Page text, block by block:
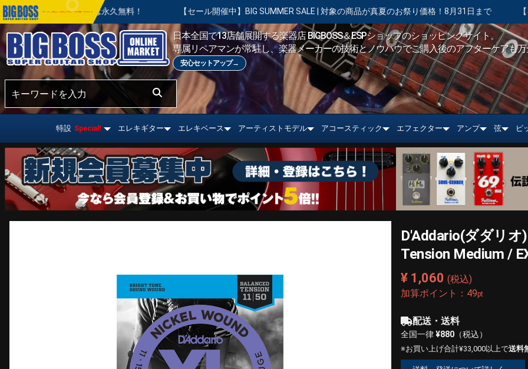
永久無料！ 【セール開催中】BIG SUMMER SALE | 対象の商品が真夏のお祭り価格！8月31日まで 【キャンペーン実施中】
おすすめ情報!
日本全国で13店舗展開する楽器店 BIGBOSS＆ESPショップのショッピングサイト。
専属リペアマンが常駐し、楽器メーカーの技術とノウハウでご購入後のアフターケアも
安心セットアップ→
特設 Special! エレキギター エレキベース アーティストモデル アコースティック エフェクター アンプ 弦 ピ
D'Addario(ダダリオ
Tension Medium /
¥ 1,060 (税込)
加算ポイント： 49pt
配送・送料
全国一律¥880 （税込）
※お買い上げ合計¥33,000以上で送料